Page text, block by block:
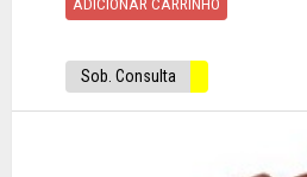
ADICIONAR CARRINHO
Sob. Consulta